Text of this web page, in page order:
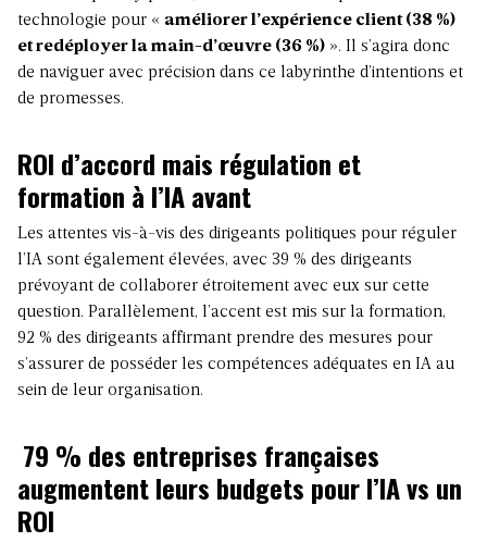
technologie pour « améliorer l’expérience client (38 %)
et redéployer la main-d’œuvre (36 %) ». Il s’agira donc
de naviguer avec précision dans ce labyrinthe d’intentions et
de promesses.
ROI d’accord mais régulation et
formation à l’IA avant
Les attentes vis-à-vis des dirigeants politiques pour réguler
l’IA sont également élevées, avec 39 % des dirigeants
prévoyant de collaborer étroitement avec eux sur cette
question. Parallèlement, l’accent est mis sur la formation,
92 % des dirigeants affirmant prendre des mesures pour
s’assurer de posséder les compétences adéquates en IA au
sein de leur organisation.
79 % des entreprises françaises
augmentent leurs budgets pour l’IAvs un
ROI